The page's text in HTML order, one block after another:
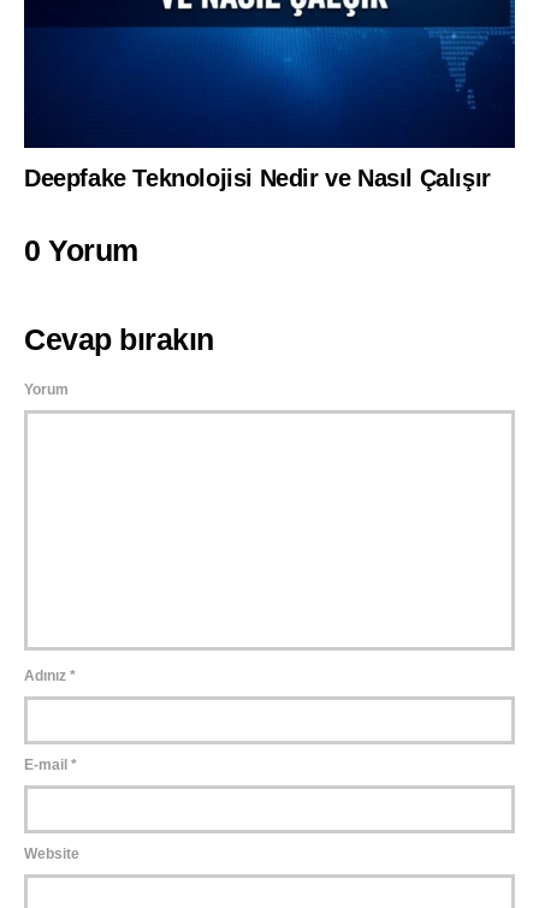
Deepfake Teknolojisi Nedir ve Nasıl Çalışır
0 Yorum
Cevap bırakın
Yorum
Adınız *
E-mail *
Website